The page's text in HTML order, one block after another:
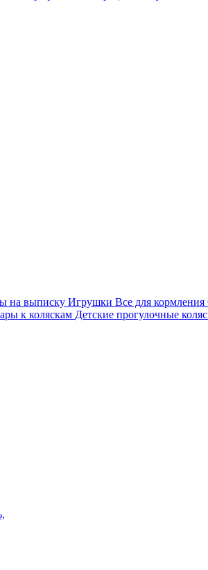
на выписку Игрушки Все для кормления
к коляскам Детские прогулочные